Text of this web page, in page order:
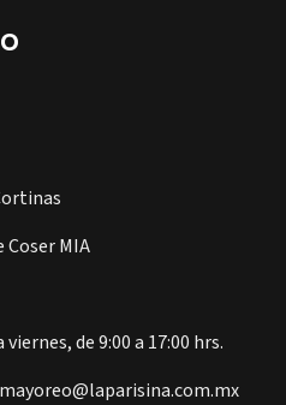
Coser MIA
de 9:00 a 17:00 hrs.